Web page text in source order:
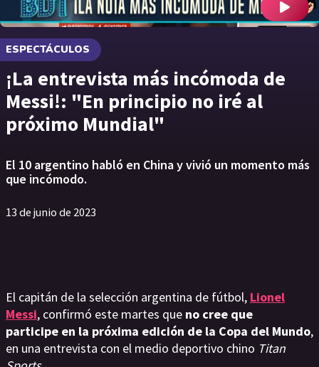
ESPECTÁCULOS
¡La entrevista más incómoda de
Messi!: "En principio no iré al
próximo Mundial"
El 10 argentino habló en China y vivió un momento más
que incómodo.
13 de junio de 2023
El capitán de la selección argentina de fútbol, Lionel
Messi, confirmó este martes que no cree que
participe en la próxima edición de la Copa del Mundo,
en una entrevista con el medio deportivo chino Titan